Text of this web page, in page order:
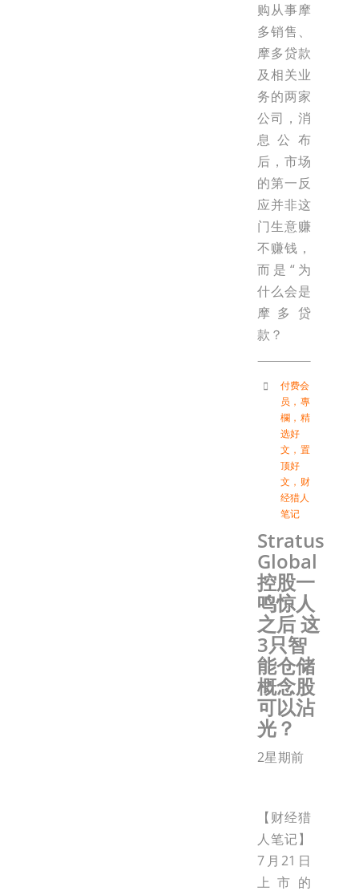
购从事摩
多销售、
摩多贷款
及相关业
务的两家
公司，消
息公布
后，市场
的第一反
应并非这
门生意赚
不赚钱，
而是“为
什么会是
摩多贷
款？
付费会
员 ， 專
欄 ， 精
选好
文 ， 置
顶好
文 ， 财
经猎人
笔记
Stratus
Global
控股一
鸣惊人
之后 这
3只智
能仓储
概念股
可以沾
光？
2星期前
【财经猎
人笔记】
7月21日
上市的